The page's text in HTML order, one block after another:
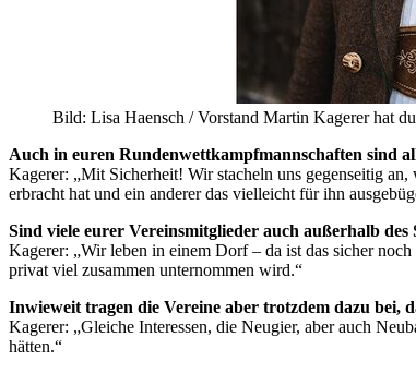
Bild: Lisa Haensch / Vorstand Martin Kagerer hat
Auch in euren Rundenwettkampfmannschaften sind
Kagerer: „Mit Sicherheit! Wir stacheln uns gegenseitig
erbracht hat und ein anderer das vielleicht für ihn
Sind viele eurer Vereinsmitglieder auch außerhalb des
Kagerer: „Wir leben in einem Dorf – da ist das sicher
privat viel zusammen unternommen wird.“
Inwieweit tragen die Vereine aber trotzdem dazu bei,
Kagerer: „Gleiche Interessen, die Neugier, aber auch
hätten.“